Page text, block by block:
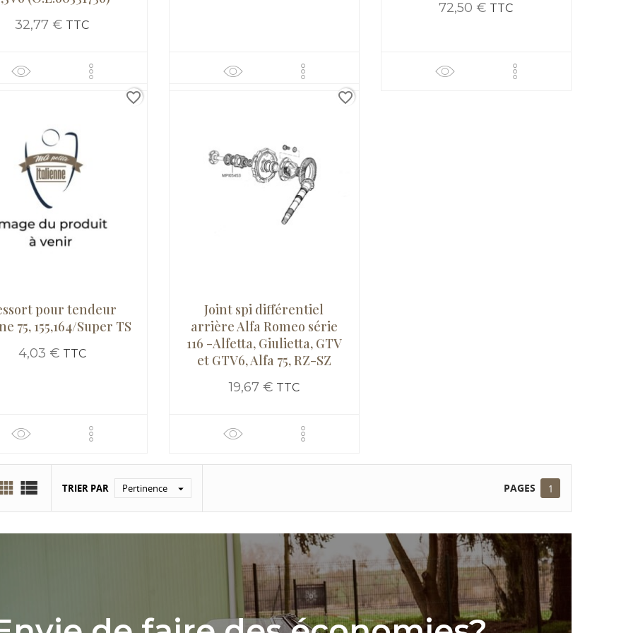
32,77 € TTC
72,50 € TTC
pour tendeur
75, 155,164/Super TS
4,03 € TTC
favorite_border
Joint spi différentiel
arrière Alfa Romeo série
116 -Alfetta, Giulietta, GTV
et GTV6, Alfa 75, RZ-SZ
19,67 € TTC
favorite_border
 TRIER PAR Pertinence  PAGES 1